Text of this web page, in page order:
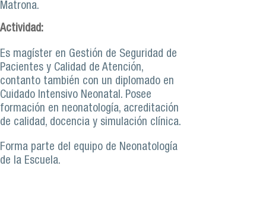
Matrona.
Actividad:
Es magíster en Gestión de Seguridad de
Pacientes y Calidad de Atención,
contanto también con un diplomado en
Cuidado Intensivo Neonatal. Posee
formación en neonatología, acreditación
de calidad, docencia y simulación clínica.
Forma parte del equipo de Neonatología
de la Escuela.